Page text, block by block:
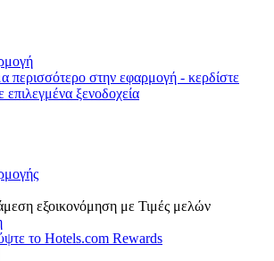
περισσότερο στην εφαρμογή - κερδίστε
ξενοδοχεία
εξοικονόμηση με Τιμές μελών
το Hotels.com Rewards